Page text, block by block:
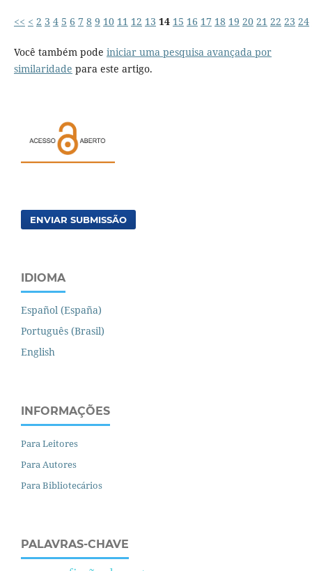
<< < 2 3 4 5 6 7 8 9 10 11 12 13 14 15 16 17 18 19 20 21 22 23 24
Você também pode iniciar uma pesquisa avançada por
similaridade para este artigo.
ENVIAR SUBMISSÃO
IDIOMA
Español (España)
Português (Brasil)
English
INFORMAÇÕES
Para Leitores
Para Autores
Para Bibliotecários
PALAVRAS-CHAVE